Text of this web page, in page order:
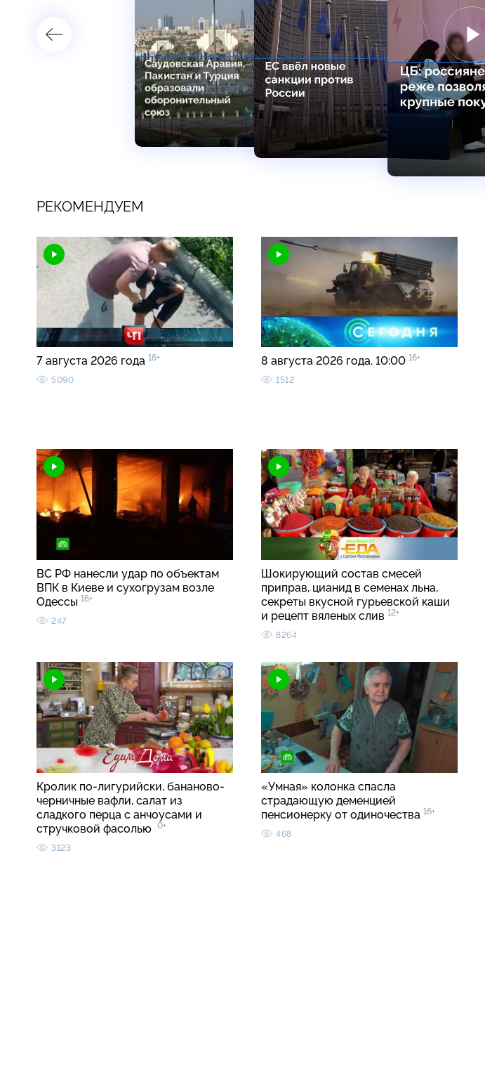
РЕКОМЕНДУЕМ
7 августа 2026 года 16+
5090
8 августа 2026 года. 10:00 16+
1512
ВС РФ нанесли удар по объектам
ВПК в Киеве и сухогрузам возле
Одессы 16+
247
Шокирующий состав смесей
приправ, цианид в семенах льна,
секреты вкусной гурьевской каши
и рецепт вяленых слив 12+
8264
Кролик по-лигурийски, бананово-
черничные вафли, салат из
сладкого перца с анчоусами и
стручковой фасолью
0+
3123
«Умная» колонка спасла
страдающую деменцией
пенсионерку от одиночества 16+
468